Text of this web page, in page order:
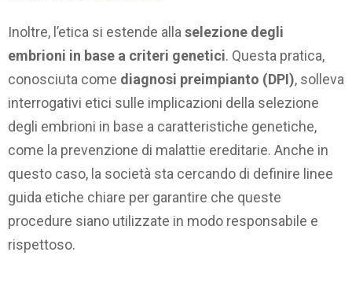
Inoltre, l’etica si estende alla selezione degli
embrioni in base a criteri genetici. Questa pratica,
conosciuta come diagnosi preimpianto (DPI), solleva
interrogativi etici sulle implicazioni della selezione
degli embrioni in base a caratteristiche genetiche,
come la prevenzione di malattie ereditarie. Anche in
questo caso, la società sta cercando di definire linee
guida etiche chiare per garantire che queste
procedure siano utilizzate in modo responsabile e
rispettoso.